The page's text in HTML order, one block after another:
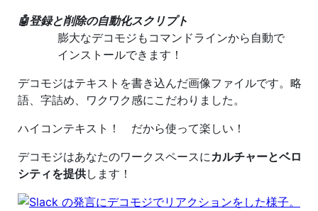
🤖登録と削除の自動化スクリプト
膨大なデコモジもコマンドラインから自動で
インストールできます！
デコモジはテキストを書き込んだ画像ファイルです。略
語、字詰め、ワクワク感にこだわりました。
ハイコンテキスト！ だから使って楽しい！
デコモジはあなたのワークスペースに カルチャーとベロ
シティを提供します！